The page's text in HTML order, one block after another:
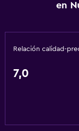
Aire acondicionado
en
Relación calidad-
7,0